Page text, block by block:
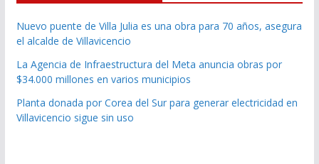
Nuevo puente de Villa Julia es una obra para 70 años, asegura
el alcalde de Villavicencio
La Agencia de Infraestructura del Meta anuncia obras por
$34.000 millones en varios municipios
Planta donada por Corea del Sur para generar electricidad en
Villavicencio sigue sin uso